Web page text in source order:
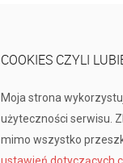
COOKIES CZYLI
Moja strona
użyteczności serwisu.
mimo wszystko